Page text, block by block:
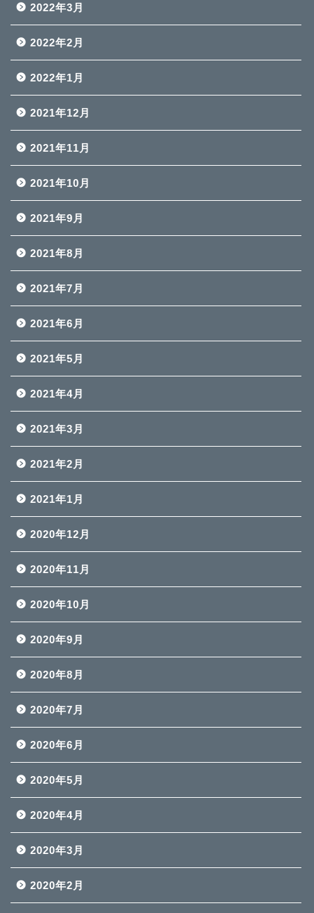
2022年3月
2022年2月
2022年1月
2021年12月
2021年11月
2021年10月
2021年9月
2021年8月
2021年7月
2021年6月
2021年5月
2021年4月
2021年3月
2021年2月
2021年1月
2020年12月
2020年11月
2020年10月
2020年9月
2020年8月
2020年7月
2020年6月
2020年5月
2020年4月
2020年3月
2020年2月